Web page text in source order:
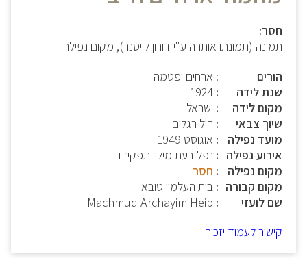
חסר:
תמונה (תמונתו אותרה ע"י דורון לייטנר), מקום נפילה
הורים
: ארחים ופטמה
שנת לידה
1924
מקום לידה
ישראל
שיוך צבאי
חיל רגלים
מועד נפילה
אוגוסט 1949
אירוע נפילה
נפל בעת מילוי תפקידו
מקום נפילה
חסר
מקום קבורה
בית העלמין טובא
שם לועזי
Machmud Archayim Heib
קישור לעמוד יזכור